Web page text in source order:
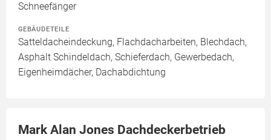
Schneefänger
GEBÄUDETEILE
Satteldacheindeckung, Flachdacharbeiten, Blechdach,
Asphalt Schindeldach, Schieferdach, Gewerbedach,
Eigenheimdächer, Dachabdichtung
Mark Alan Jones Dachdeckerbetrieb